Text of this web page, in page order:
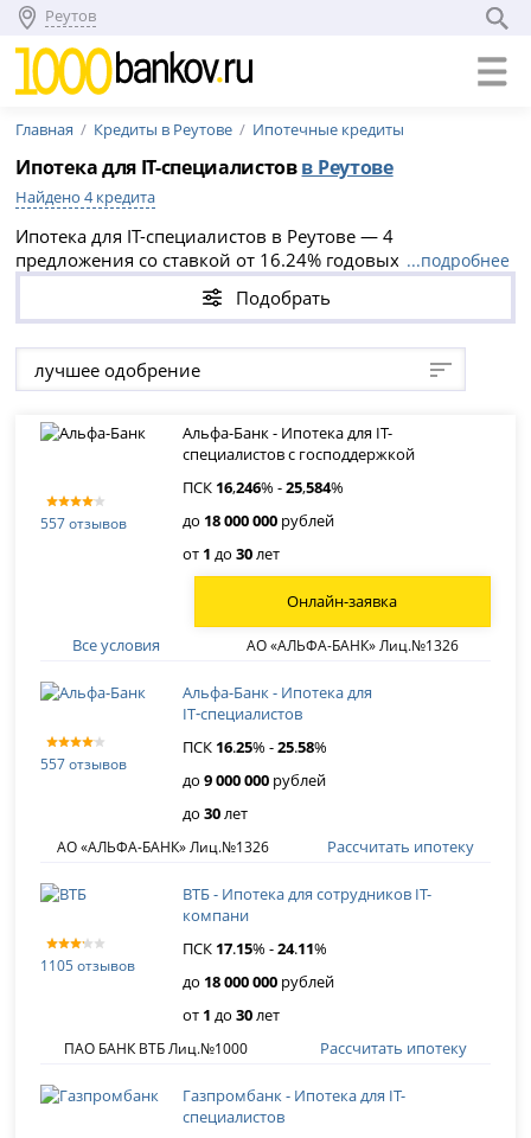
Реутов
Главная Кредиты в Реутове Ипотечные кредиты
Ипотека для IT-специалистовв Реутове
Найдено 4 кредита
Ипотека для IT-специалистов в Реутове — 4
предложения со ставкой от 16.24% годовых, суммой до
18 000 000 рублей и сроком кредитования до 30 лет.
Сравните условия банков, выберите подходящую
программу и подайте онлайн-заявку.
...подробнее
Подобрать
лучшее одобрение
557 отзывов
Альфа-Банк - Ипотека для IT-
специалистов с господдержкой
ПСК 16,246% -25,584%
до 18 000 000 рублей
от 1 до30лет
Все условия АО «АЛЬФА-БАНК» Лиц.№1326
Онлайн-заявка
557 отзывов
Альфа-Банк - Ипотека для
IT‑специалистов
ПСК 16.25% -25.58%
до9 000 000 рублей
до30лет
АО «АЛЬФА-БАНК» Лиц.№1326 Рассчитать ипотеку
1105 отзывов
ВТБ - Ипотека для сотрудников IT-
компани
ПСК 17.15% -24.11%
до 18 000 000 рублей
от 1 до30лет
ПАО БАНК ВТБ Лиц.№1000 Рассчитать ипотеку
Газпромбанк - Ипотека для IT-
специалистов